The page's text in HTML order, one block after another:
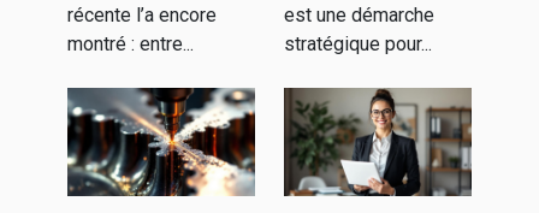
récente l’a encore
montré : entre...
est une démarche
stratégique pour...